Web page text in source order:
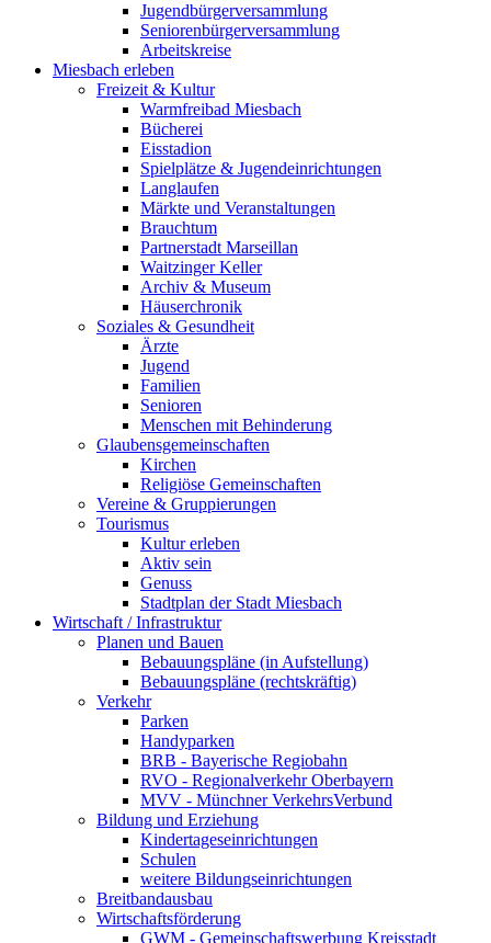
Jugendbürgerversammlung
Seniorenbürgerversammlung
Arbeitskreise
Miesbach erleben
Freizeit & Kultur
Warmfreibad Miesbach
Bücherei
Eisstadion
Spielplätze & Jugendeinrichtungen
Langlaufen
Märkte und Veranstaltungen
Brauchtum
Partnerstadt Marseillan
Waitzinger Keller
Archiv & Museum
Häuserchronik
Soziales & Gesundheit
Ärzte
Jugend
Familien
Senioren
Menschen mit Behinderung
Glaubensgemeinschaften
Kirchen
Religiöse Gemeinschaften
Vereine & Gruppierungen
Tourismus
Kultur erleben
Aktiv sein
Genuss
Stadtplan der Stadt Miesbach
Wirtschaft / Infrastruktur
Planen und Bauen
Bebauungspläne (in Aufstellung)
Bebauungspläne (rechtskräftig)
Verkehr
Parken
Handyparken
BRB - Bayerische Regiobahn
RVO - Regionalverkehr Oberbayern
MVV - Münchner VerkehrsVerbund
Bildung und Erziehung
Kindertageseinrichtungen
Schulen
weitere Bildungseinrichtungen
Breitbandausbau
Wirtschaftsförderung
GWM - Gemeinschaftswerbung Kreisstadt